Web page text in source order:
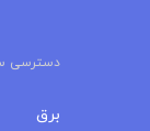
دسترسی
برق